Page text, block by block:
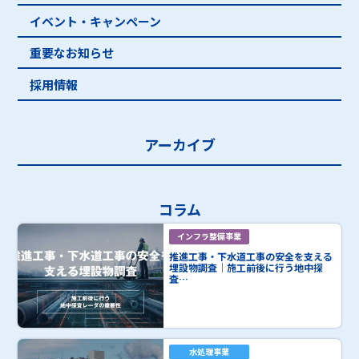
イベント・キャンペーン
重要なお知らせ
採用情報
アーカイブ
コラム
インフラ整備事業
推進工事・下水道工事の安全を支える
埋設物調査｜施工前後に行う地中探
査…
水処理事業